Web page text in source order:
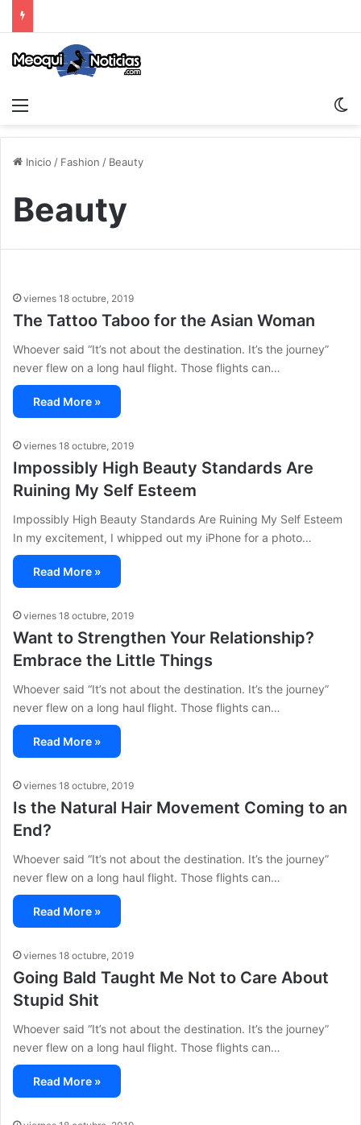
Inicio / Fashion / Beauty
Beauty
viernes 18 octubre, 2019
The Tattoo Taboo for the Asian Woman
Whoever said “It’s not about the destination. It’s the journey”
never flew on a long haul flight. Those flights can…
Read More »
viernes 18 octubre, 2019
Impossibly High Beauty Standards Are
Ruining My Self Esteem
Impossibly High Beauty Standards Are Ruining My Self Esteem
In my excitement, I whipped out my iPhone for a photo…
Read More »
viernes 18 octubre, 2019
Want to Strengthen Your Relationship?
Embrace the Little Things
Whoever said “It’s not about the destination. It’s the journey”
never flew on a long haul flight. Those flights can…
Read More »
viernes 18 octubre, 2019
Is the Natural Hair Movement Coming to an
End?
Whoever said “It’s not about the destination. It’s the journey”
never flew on a long haul flight. Those flights can…
Read More »
viernes 18 octubre, 2019
Going Bald Taught Me Not to Care About
Stupid Shit
Whoever said “It’s not about the destination. It’s the journey”
never flew on a long haul flight. Those flights can…
Read More »